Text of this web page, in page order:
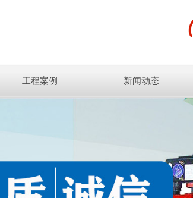
工程案例 新闻动态